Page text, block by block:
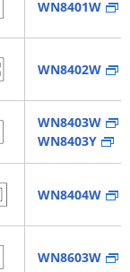
WN8401W
WN8402W
WN8403W
WN8403Y
WN8404W
WN8603W